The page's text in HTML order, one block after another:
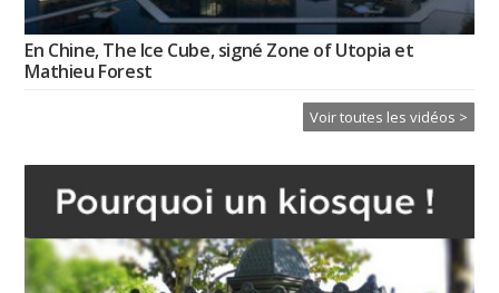
En Chine, The Ice Cube, signé Zone of Utopia et
Mathieu Forest
Voir toutes les vidéos >